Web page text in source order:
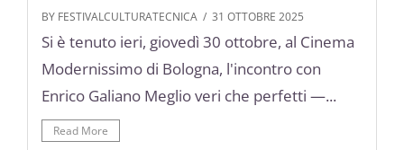
BY FESTIVALCULTURATECNICA / 31 OTTOBRE 2025
Si è tenuto ieri, giovedì 30 ottobre, al Cinema
Modernissimo di Bologna, l'incontro con
Enrico Galiano Meglio veri che perfetti —...
Read More